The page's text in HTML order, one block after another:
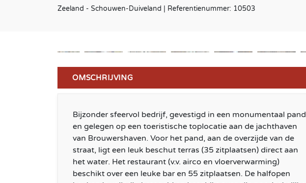
Zeeland - Schouwen-Duiveland | Referentienummer: 10503
OMSCHRIJVING
Bijzonder sfeervol bedrijf, gevestigd in een monumentaal pand
en gelegen op een toeristische toplocatie aan de jachthaven
van Brouwershaven. Voor het pand, aan de overzijde van de
straat, ligt een leuk beschut terras (35 zitplaatsen) direct aan
het water. Het restaurant (v.v. airco en vloerverwarming)
beschikt over een leuke bar en 55 zitplaatsen. De halfopen